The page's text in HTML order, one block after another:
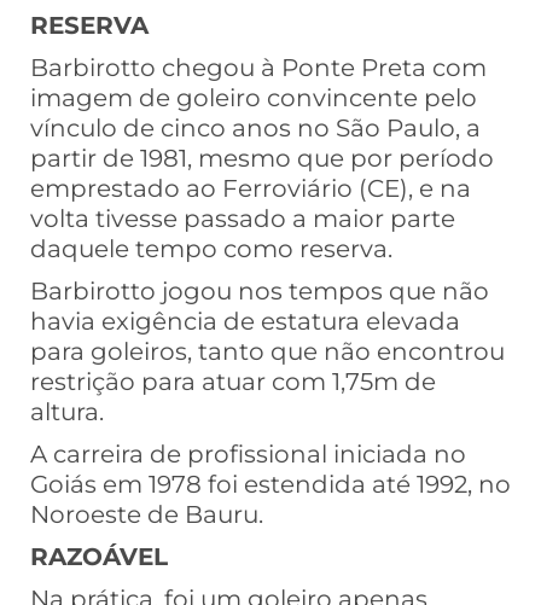
RESERVA
Barbirotto chegou à Ponte Preta com
imagem de goleiro convincente pelo
vínculo de cinco anos no São Paulo, a
partir de 1981, mesmo que por período
emprestado ao Ferroviário (CE), e na
volta tivesse passado a maior parte
daquele tempo como reserva.
Barbirotto jogou nos tempos que não
havia exigência de estatura elevada
para goleiros, tanto que não encontrou
restrição para atuar com 1,75m de
altura.
A carreira de profissional iniciada no
Goiás em 1978 foi estendida até 1992, no
Noroeste de Bauru.
RAZOÁVEL